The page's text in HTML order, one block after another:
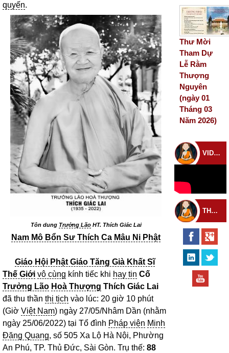
quyến.
Tôn dung Trưởng LãoHT. Thích Giác Lai
Nam Mô Bổn Sư Thích Ca Mâu Ni Phật
Giáo Hội Phật Giáo Tăng Già Khất Sĩ
Thế Giới vô cùng kính tiếc khi hay tin Cố
Trưởng Lão Hoà Thượng Thích Giác Lai
đã thu thần thị tịch vào lúc: 20 giờ 10 phút
(Giờ Việt Nam) ngày 27/05/Nhâm Dần (nhằm
ngày 25/06/2022) tại Tổ đình Pháp viện Minh
Đăng Quang, số 505 Xa Lộ Hà Nội, Phường
An Phú, TP. Thủ Đức, Sài Gòn. Trụ thế: 88
Thư Mời
Tham Dự
Lễ Rằm
Thượng
Nguyên
(ngày 01
Tháng 03
Năm 2026)
VIDEO CHÙA
THEO DÕI THIỀN TỰ